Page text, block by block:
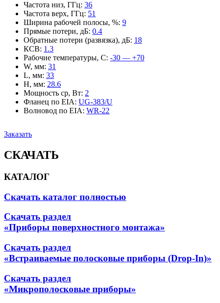
Частота низ, ГГц: 36
Частота верх, ГГц: 51
Ширина рабочей полосы, %: 9
Прямые потери, дБ: 0.4
Обратные потери (развязка), дБ: 18
КСВ: 1.3
Рабочие температуры, С: -30 — +70
W, мм: 31
L, мм: 33
H, мм: 28.6
Мощность ср, Вт: 2
Фланец по EIA: UG-383/U
Волновод по EIA: WR-22
Заказать
СКАЧАТЬ
КАТАЛОГ
Скачать каталог полностью
Скачать раздел
«Приборы поверхностного монтажа»
Скачать раздел
«Встраиваемые полосковые приборы (Drop-In)»
Скачать раздел
«Микрополосковые приборы»